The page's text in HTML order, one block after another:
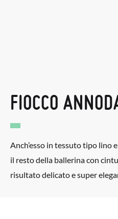
FIOCCO
Anch’esso in tessuto tipo lino
il resto della ballerina con
risultato delicato e super